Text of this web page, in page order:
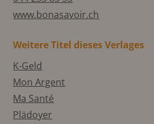
www.bonasavoir.ch
Weitere Titel dieses Verlages
K-Geld
Mon Argent
Ma Santé
Plädoyer